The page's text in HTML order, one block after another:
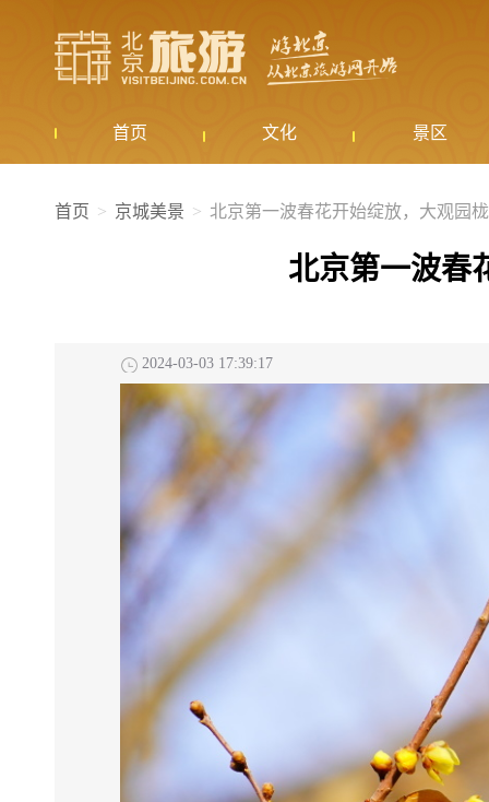
首页 文化 景区
首页 京城美景 北京第一波春花开始绽放，大观园
北京第一波春
2024-03-03 17:39:17